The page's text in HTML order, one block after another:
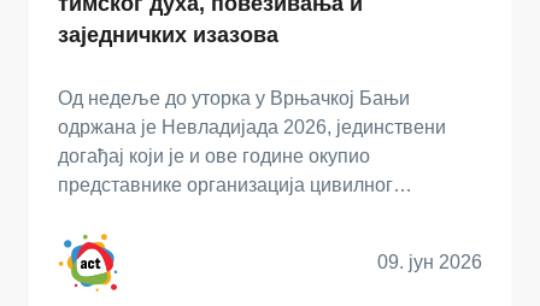
заједничких изазова
Од недеље до уторка у Врњачкој Бањи
одржана је Невладијада 2026, јединствени
догађај који је и ове године окупио
представнике организација цивилног…
09. јун 2026